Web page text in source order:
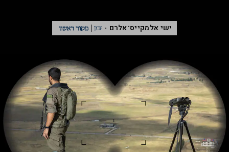
ישי אלמקייס־אלרם